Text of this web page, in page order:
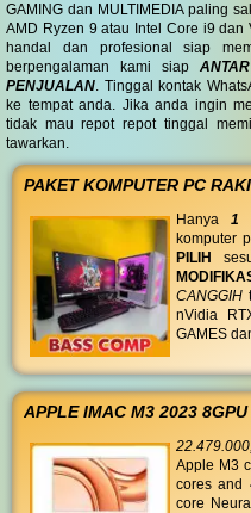
GAMING dan MULTIMEDIA paling
AMD Ryzen 9 atau Intel Core i9 dan
handal dan profesional siap
berpengalaman kami siap
PENJUALAN. Tinggal kontak
ke tempat anda. Jika anda ingin
tidak mau repot repot tinggal
tawarkan.
PAKET KOMPUTER PC
Hanya1
komputer
PILIH
CANGGIH
nVidia
GAMES
APPLE IMAC M3 2023
Apple M3
cores and
core